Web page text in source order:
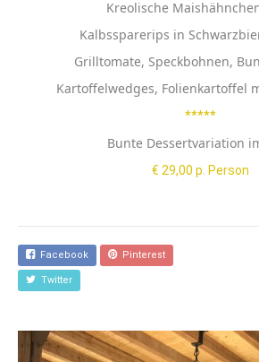
Kreolische
Kalbssparerips in
Grilltomate, Speckbohnen,
Kartoffelwedges, Folienkartoffel
*****
Bunte Dessertvariation
€ 29,00 p. Person
Facebook Pinterest
Twitter